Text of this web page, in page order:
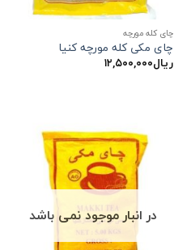
چای کله مورچه
چای مکی کله مورچه کنیا
ریال۱۲,۵۰۰,۰۰۰
در انبار موجود نمی باشد